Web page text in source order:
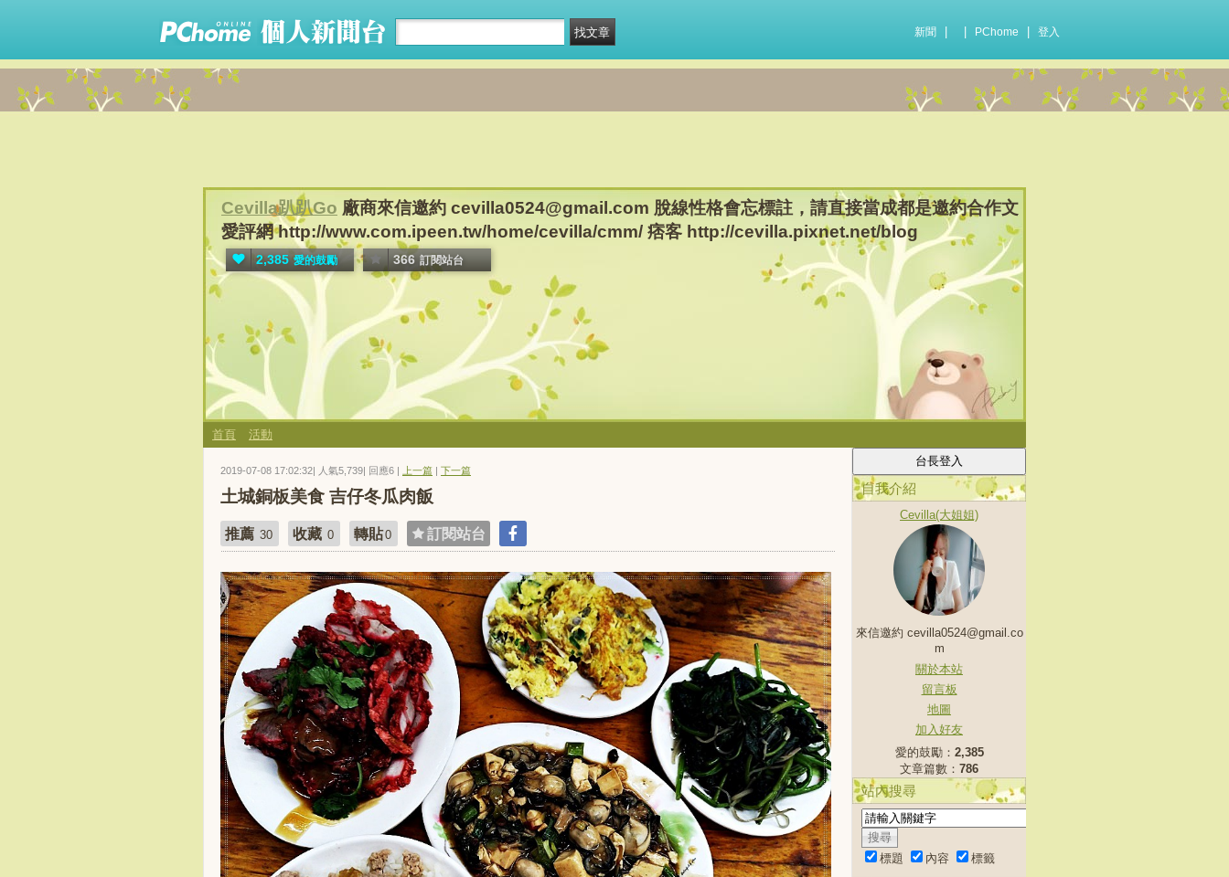
新聞 PChome 登入
Cevilla趴趴Go 廠商來信邀約 cevilla0524@gmail.com 脫線性格會忘標註，請直接當成都是邀約合作文
愛評網 http://www.com.ipeen.tw/home/cevilla/cmm/ 痞客 http://cevilla.pixnet.net/blog
2,385 愛的鼓勵 366 訂閱站台
首頁 活動
2019-07-08 17:02:32| 人氣5,739| 回應6 | 上一篇 | 下一篇
土城銅板美食 吉仔冬瓜肉飯
推薦 30 收藏 0 轉貼0 訂閱站台
自我介紹
Cevilla(大姐姐)
來信邀約 cevilla0524@gmail.co
m
關於本站
留言板
地圖
加入好友
愛的鼓勵： 2,385
文章篇數： 786
站內搜尋
標題 內容 標籤